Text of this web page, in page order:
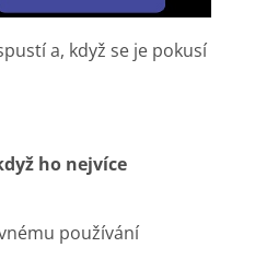
a, když se je pokusí
ho nejvíce
používání